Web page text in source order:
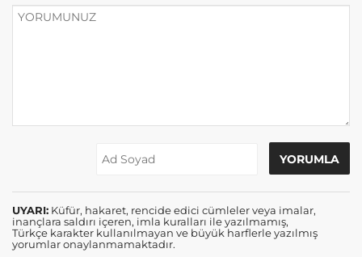
UYARI: Küfür, hakaret, rencide edici cümleler veya imalar,
inançlara saldırı içeren, imla kuralları ile yazılmamış,
Türkçe karakter kullanılmayan ve büyük harflerle yazılmış
yorumlar onaylanmamaktadır.